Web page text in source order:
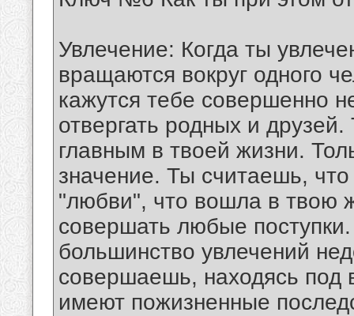
Увлечение: Когда ты
вращаются вокруг одного
кажутся тебе совершенно
отвергать родных и
главным в твоей жизни.
значение. Ты считаешь,
"любви", что вошла в твою
совершать любые
большинство увлечений
совершаешь, находясь под
имеют пожизненные